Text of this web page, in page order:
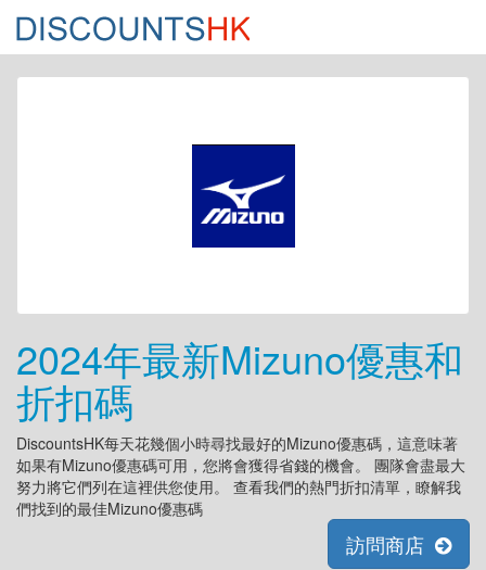
2024年最新Mizuno優惠和
折扣碼
DiscountsHK每天花幾個小時尋找最好的Mizuno優惠碼，這意味著
如果有Mizuno優惠碼可用，您將會獲得省錢的機會。 團隊會盡最大
努力將它們列在這裡供您使用。 查看我們的熱門折扣清單，瞭解我
們找到的最佳Mizuno優惠碼
訪問商店